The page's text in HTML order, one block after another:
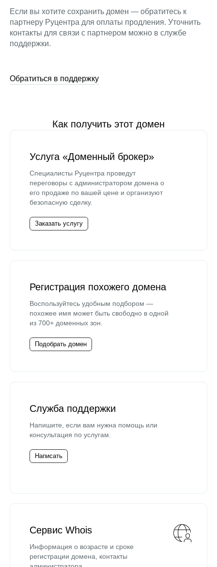
Если вы хотите сохранить домен — обратитесь к
партнеру Руцентра для оплаты продления. Уточнить
контакты для связи с партнером можно в службе
поддержки.
Обратиться в поддержку
Как получить этот домен
Услуга «Доменный брокер»
Специалисты Руцентра проведут
переговоры с администратором домена о
его продаже по вашей цене и организуют
безопасную сделку.
Заказать услугу
Регистрация похожего домена
Воспользуйтесь удобным подбором —
похожее имя может быть свободно в одной
из 700+ доменных зон.
Подобрать домен
Служба поддержки
Напишите, если вам нужна помощь или
консультация по услугам.
Написать
Сервис Whois
Информация о возрасте и сроке
регистрации домена, контакты